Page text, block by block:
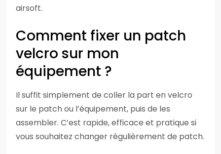
airsoft.
Comment fixer un patch
velcro sur mon
équipement ?
Il suffit simplement de coller la part en velcro
sur le patch ou l’équipement, puis de les
assembler. C’est rapide, efficace et pratique si
vous souhaitez changer régulièrement de patch.